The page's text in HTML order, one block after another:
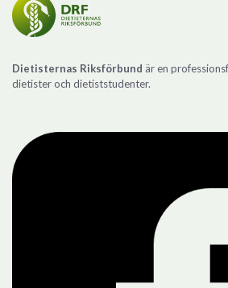
Dietisternas Riksförbund är en
dietister och dietiststudenter.